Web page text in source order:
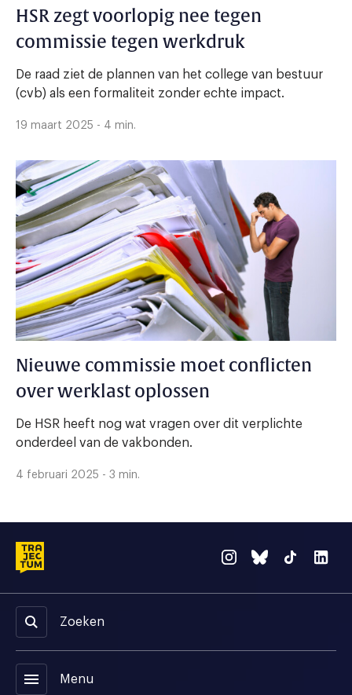
HSR zegt voorlopig nee tegen
commissie tegen werkdruk
De raad ziet de plannen van het college van bestuur
(cvb) als een formaliteit zonder echte impact.
19 maart 2025 - 4 min.
Nieuwe commissie moet conflicten
over werklast oplossen
De HSR heeft nog wat vragen over dit verplichte
onderdeel van de vakbonden.
4 februari 2025 - 3 min.
Zoeken
menu Menu